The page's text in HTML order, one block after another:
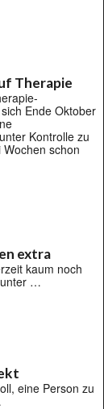
Therapie
Ende Oktober
Kontrolle zu
schon
extra
kaum noch
…
eine Person zu